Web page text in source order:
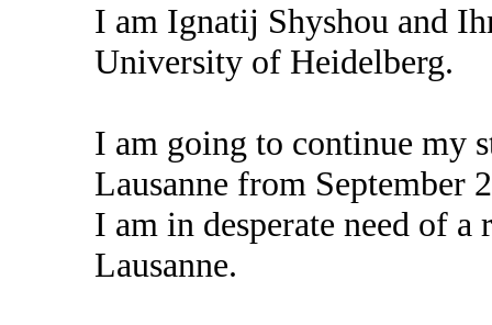
I am Ignatij Shyshou and
University of Heidelberg.
I am going to continue my
Lausanne from September
I am in desperate need of
Lausanne.